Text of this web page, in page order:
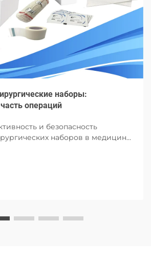
наборы:
операций
и безопасность
наборов в медицине.